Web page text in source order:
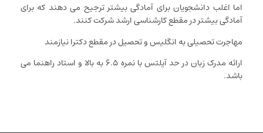
اما اغلب دانشجویان برای آمادگی بیشتر ترجیح می دهند که برای
آمادگی بیشتر در مقطع کارشناسی ارشد شرکت کنند.
مهاجرت تحصیلی به انگلیس و تحصیل در مقطع دکترا نیازمند
ارائه مدرک زبان در حد آیلتس با نمره ۶.۵ به بالا و استاد راهنما می
باشد.